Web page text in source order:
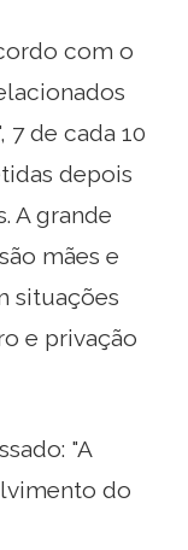
com o
de cada 10
depois
A grande
mães e
situações
e privação
"A
do